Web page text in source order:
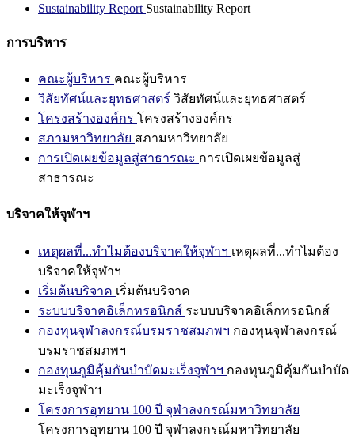
Sustainability Report Sustainability Report
การบริหาร
คณะผู้บริหาร คณะผู้บริหาร
วิสัยทัศน์และยุทธศาสตร์ วิสัยทัศน์และยุทธศาสตร์
โครงสร้างองค์กร โครงสร้างองค์กร
สภามหาวิทยาลัย สภามหาวิทยาลัย
การเปิดเผยข้อมูลสู่สาธารณะ การเปิดเผยข้อมูลสู่
สาธารณะ
บริจาคให้จุฬาฯ
เหตุผลที่...ทำไมต้องบริจาคให้จุฬาฯ เหตุผลที่...ทำไมต้อง
บริจาคให้จุฬาฯ
เริ่มต้นบริจาค เริ่มต้นบริจาค
ระบบบริจาคอิเล็กทรอนิกส์ ระบบบริจาคอิเล็กทรอนิกส์
กองทุนจุฬาลงกรณ์บรมราชสมภพฯ กองทุนจุฬาลงกรณ์
บรมราชสมภพฯ
กองทุนภูมิคุ้มกันบำบัดมะเร็งจุฬาฯ กองทุนภูมิคุ้มกันบำบัด
มะเร็งจุฬาฯ
โครงการอุทยาน 100 ปี จุฬาลงกรณ์มหาวิทยาลัย
โครงการอุทยาน 100 ปี จุฬาลงกรณ์มหาวิทยาลัย